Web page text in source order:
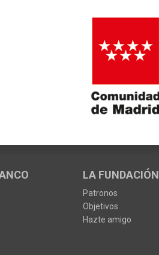
LA FUNDACIÓN
Patronos
Objetivos
Hazte amigo